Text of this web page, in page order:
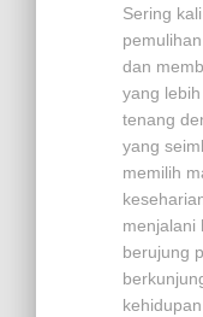
Sering
dan
yang
tenang
yang
memilih
menjalani
berujung